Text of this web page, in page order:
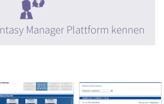
Manager Plattform kennen